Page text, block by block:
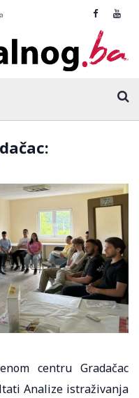
centru Gradačac
Analize istraživanja